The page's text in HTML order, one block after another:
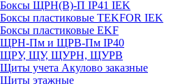
Боксы ЩРН(В)-П IP41 IEK
Боксы пластиковые TEKFOR IEK
Боксы пластиковые EKF
ЩРН-Пм и ЩРВ-Пм IP40
ЩРУ, ЩУ, ЩУРН, ЩУРВ
Щиты учета Акулово заказные
Щиты этажные